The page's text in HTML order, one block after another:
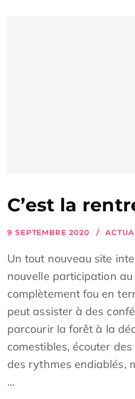
C’est la
9 SEPTEMBRE 2020
Un tout nouveau site
nouvelle participation
complètement fou en
peut assister à des
parcourir la forêt à la
comestibles, écouter
des rythmes endiablés,
...